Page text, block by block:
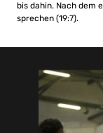
bis dahin. Nach dem
sprechen (19:7).